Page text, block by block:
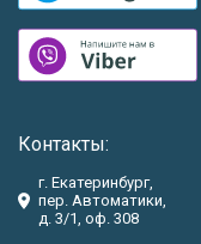
Контакты:
г. Екатеринбург,
пер. Автоматики,
д. 3/1, оф. 308